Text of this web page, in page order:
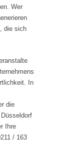
Wer
die sich
In
die
Ihre
/ 163